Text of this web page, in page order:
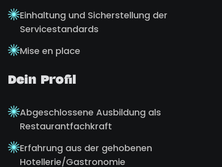
Einhaltung und Sicherstellung der
Servicestandards
Mise en place
Dein Profil
Abgeschlossene Ausbildung als
Restaurantfachkraft
Erfahrung aus der gehobenen
Hotellerie/Gastronomie